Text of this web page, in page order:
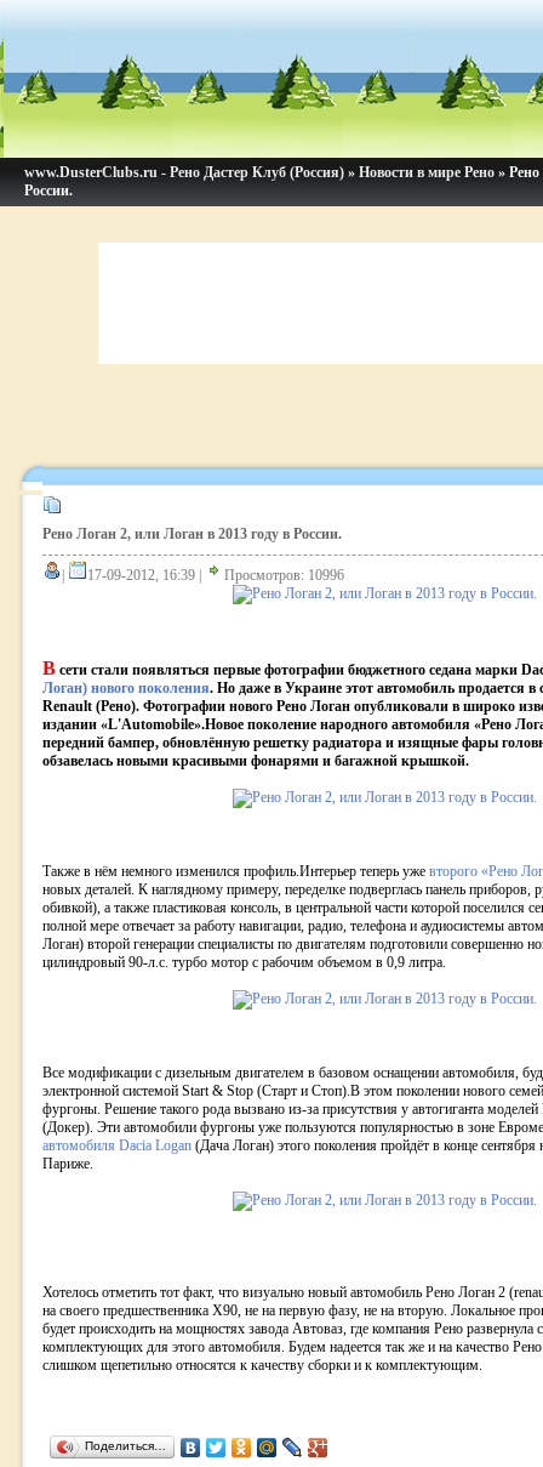
www.DusterClubs.ru - Рено Дастер Клуб (Россия) » Новости в мире Рено »
России.
Рено Логан 2, или Логан в 2013 году в России.
17-09-2012, 16:39 | Просмотров: 10996
В сети стали появляться первые фотографии бюджетного седана марки
Логан) нового поколения. Но даже в Украине этот автомобиль продается в
Renault (Рено). Фотографии нового Рено Логан опубликовали в широко
издании «L'Automobile».Новое поколение народного автомобиля «Рено
передний бампер, обновлённую решетку радиатора и изящные фары
обзавелась новыми красивыми фонарями и багажной крышкой.
Также в нём немного изменился профиль.Интерьер теперь уже второго «Рено
новых деталей. К наглядному примеру, переделке подверглась панель приборов,
обивкой), а также пластиковая консоль, в центральной части которой поселился
полной мере отвечает за работу навигации, радио, телефона и аудиосистемы
Логан) второй генерации специалисты по двигателям подготовили совершенно
цилиндровый 90-л.с. турбо мотор с рабочим объемом в 0,9 литра.
Все модификации с дизельным двигателем в базовом оснащении автомобиля,
электронной системой Start & Stop (Старт и Стоп).В этом поколении нового
фургоны. Решение такого рода вызвано из-за присутствия у автогиганта
(Докер). Эти автомобили фургоны уже пользуются популярностью в зоне
автомобиля Dacia Logan (Дача Логан) этого поколения пройдёт в конце сентября
Париже.
Хотелось отметить тот факт, что визуально новый автомобиль Рено Логан 2
на своего предшественника Х90, не на первую фазу, не на вторую. Локальное
будет происходить на мощностях завода Автоваз, где компания Рено развернула
комплектующих для этого автомобиля. Будем надеется так же и на качество
слишком щепетильно относятся к качеству сборки и к комплектующим.
Поделиться…